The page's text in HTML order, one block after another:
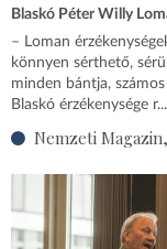
Blaskó Péter Willy
– Loman
könnyen sérthető,
minden bántja,
Blaskó érzékenysége r...
Nemzeti